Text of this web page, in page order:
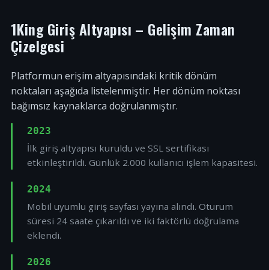
1King Giriş Altyapısı – Gelişim Zaman
Çizelgesi
Platformun erişim altyapısındaki kritik dönüm
noktaları aşağıda listelenmiştir. Her dönüm noktası
bağımsız kaynaklarca doğrulanmıştır.
2023
İlk giriş altyapısı kuruldu ve SSL sertifikası
etkinleştirildi. Günlük 2.000 kullanıcı işlem kapasitesi.
2024
Mobil uyumlu giriş sayfası yayına alındı. Oturum
süresi 24 saate çıkarıldı ve iki faktörlü doğrulama
eklendi.
2026